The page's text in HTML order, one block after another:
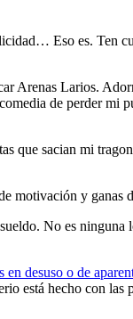
Eso es. Ten
Arenas Larios.
de perder
que sacian mi
motivación y
No es
desuso o de
está hecho con